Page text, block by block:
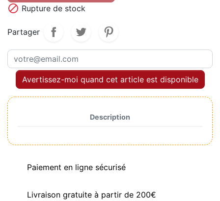
 Rupture de stock
Partager
Avertissez-moi quand cet article est disponible
Description
Paiement en ligne sécurisé
Livraison gratuite à partir de 200€